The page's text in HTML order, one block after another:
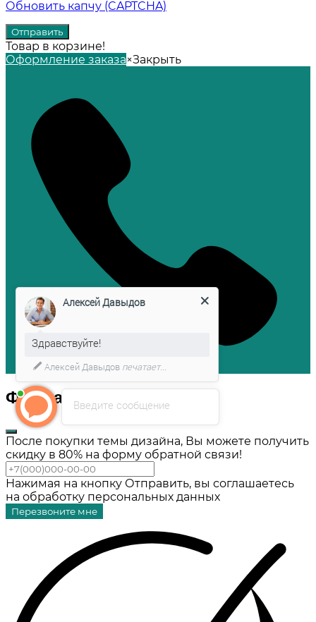
Обновить капчу (CAPTCHA)
Товар в корзине!
Оформление заказа×Закрыть
Форма обратной связи
После покупки темы дизайна, Вы можете получить
скидку в 80% на форму обратной связи!
Нажимая на кнопку Отправить, вы соглашаетесь
на обработку персональных данных
Перезвоните мне
Введите сообщение
Алексей Давыдов
Здравствуйте!
Алексей Давыдов печатает...